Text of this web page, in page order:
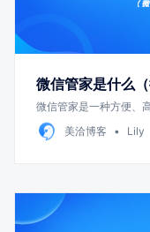
微信管家是什么
微信管家是一种方便、
美洽博客
Lily